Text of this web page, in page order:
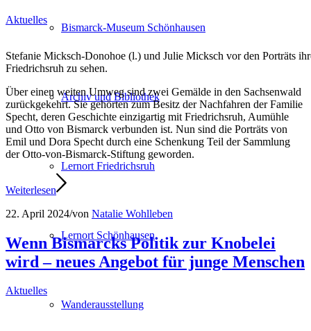
Bismarck-Museum Schönhausen
Archiv und Bibliothek
Lernort Friedrichsruh
Lernort Schönhausen
Wanderausstellung
Aktuelles
Stefanie Micksch-Donohoe (l.) und Julie Micksch vor den Porträts
Friedrichsruh zu sehen.
Über einen weiten Umweg sind zwei Gemälde in den Sachsenwald
zurückgekehrt. Sie gehörten zum Besitz der Nachfahren der Familie
Specht, deren Geschichte einzigartig mit Friedrichsruh, Aumühle
und Otto von Bismarck verbunden ist. Nun sind die Porträts von
Emil und Dora Specht durch eine Schenkung Teil der Sammlung
der Otto-von-Bismarck-Stiftung geworden.
Weiterlesen
22. April 2024/von Natalie Wohlleben
Wenn Bismarcks Politik zur Knobelei
wird – neues Angebot für junge Menschen
Aktuelles